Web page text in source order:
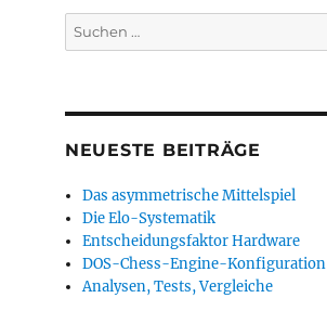
Suchen
nach:
NEUESTE BEITRÄGE
Das asymmetrische Mittelspiel
Die Elo-Systematik
Entscheidungsfaktor Hardware
DOS-Chess-Engine-Konfiguration
Analysen, Tests, Vergleiche